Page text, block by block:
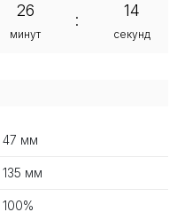
47 мм
135 мм
100%
26
минут
:
14
секунд